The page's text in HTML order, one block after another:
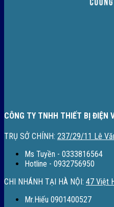
CÔNG TY TNHH THIẾT BỊ ĐIỆN
TRỤ SỞ CHÍNH: 237/29/11 Lê
Ms Tuyền - 0333816564
Hotline - 0932756950
CHI NHÁNH TẠI HÀ NỘI: 47 Việt
Mr.Hiếu 0901400527